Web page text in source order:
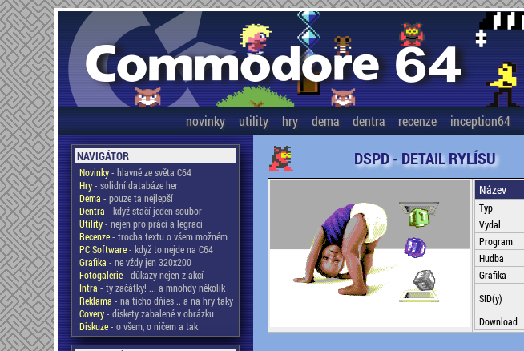
novinky utility hry dema dentra recenze inception64
NAVIGÁTOR
Novinky- hlavně ze světa C64
Hry- solidní databáze her
Dema - pouze ta nejlepší
Dentra - když stačí jeden soubor
Utility- nejen pro práci a legraci
Recenze- trocha textu o všem možném
PC Software- když to nejde na C64
Grafika - ne vždy jen 320x200
Fotogalerie- důkazy nejen z akcí
Intra - ty začátky! ... a mnohdy několik
Reklama - na ticho dňies .. a na hry taky
Covery- diskety zabalené v obrázku
Diskuze- o všem, o ničem a tak
DSPD - DETAIL RYLÍSU
Název
Typ
Vydal
Program
Hudba
Grafika
SID(y)
Download